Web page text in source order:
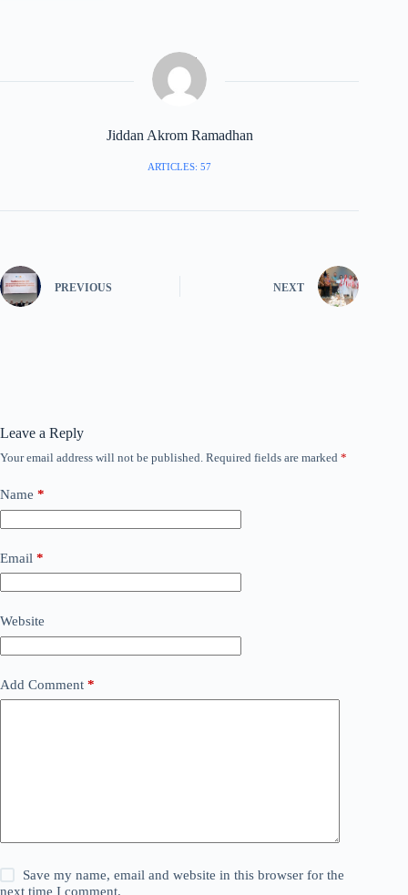
Jiddan Akrom Ramadhan
ARTICLES: 57
PREVIOUS NEXT
Leave a Reply
Your email address will not be published. Required fields are marked *
Name *
Email *
Website
Add Comment *
Save my name, email and website in this browser for the
next time I comment.